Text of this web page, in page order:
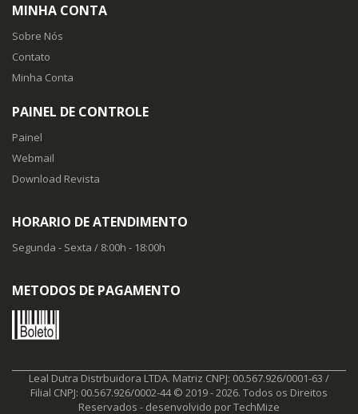
MINHA CONTA
Sobre Nós
Contato
Minha Conta
PAINEL DE CONTROLE
Painel
Webmail
Download Revista
HORARIO DE ATENDIMENTO
Segunda - Sexta / 8:00h - 18:00h
METODOS DE PAGAMENTO
Leal Dutra Distrbuidora LTDA. Matriz CNPJ: 00.567.926/0001-63 /
Filial CNPJ: 00.567.926/0002-44 © 2019 - 2026. Todos os Direitos
Reservados - desenvolvido porTechMize